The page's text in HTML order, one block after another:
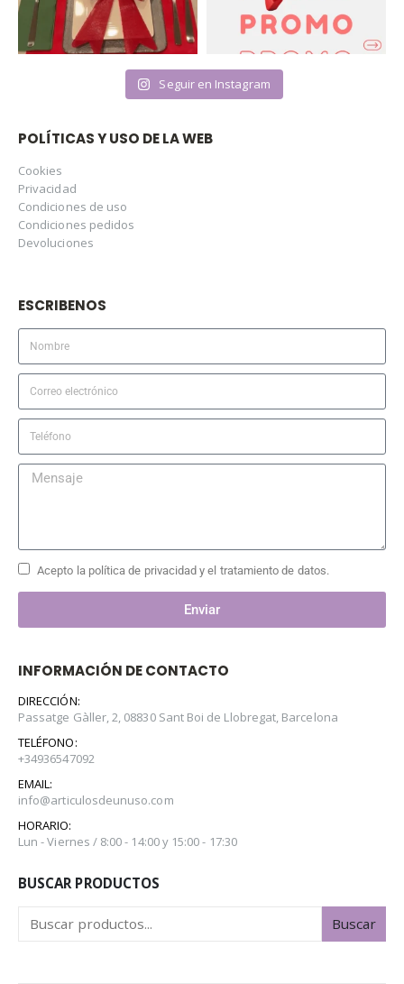
Seguir en Instagram
POLÍTICAS Y USO DE LA WEB
Cookies
Privacidad
Condiciones de uso
Condiciones pedidos
Devoluciones
ESCRIBENOS
Acepto la política de privacidad y el tratamiento de datos.
Enviar
INFORMACIÓN DE CONTACTO
DIRECCIÓN:
Passatge Gàller, 2, 08830 Sant Boi de Llobregat, Barcelona
TELÉFONO:
+34936547092
EMAIL:
info@articulosdeunuso.com
HORARIO:
Lun - Viernes / 8:00 - 14:00 y 15:00 - 17:30
BUSCAR PRODUCTOS
Buscar